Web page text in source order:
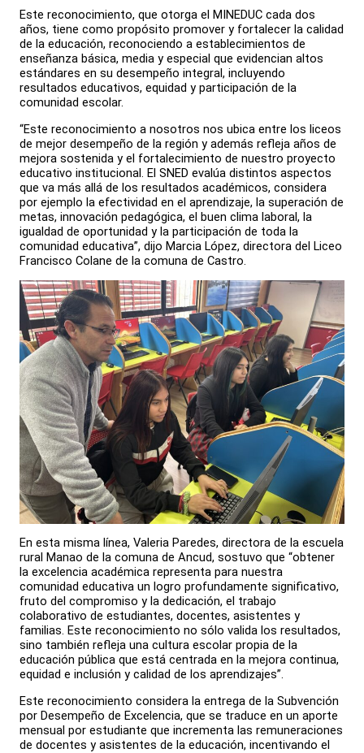
Este reconocimiento, que otorga el MINEDUC cada dos
años, tiene como propósito promover y fortalecer la calidad
de la educación, reconociendo a establecimientos de
enseñanza básica, media y especial que evidencian altos
estándares en su desempeño integral, incluyendo
resultados educativos, equidad y participación de la
comunidad escolar.
“Este reconocimiento a nosotros nos ubica entre los liceos
de mejor desempeño de la región y además refleja años de
mejora sostenida y el fortalecimiento de nuestro proyecto
educativo institucional. El SNED evalúa distintos aspectos
que va más allá de los resultados académicos, considera
por ejemplo la efectividad en el aprendizaje, la superación de
metas, innovación pedagógica, el buen clima laboral, la
igualdad de oportunidad y la participación de toda la
comunidad educativa”, dijo Marcia López, directora del Liceo
Francisco Colane de la comuna de Castro.
En esta misma línea, Valeria Paredes, directora de la escuela
rural Manao de la comuna de Ancud, sostuvo que “obtener
la excelencia académica representa para nuestra
comunidad educativa un logro profundamente significativo,
fruto del compromiso y la dedicación, el trabajo
colaborativo de estudiantes, docentes, asistentes y
familias. Este reconocimiento no sólo valida los resultados,
sino también refleja una cultura escolar propia de la
educación pública que está centrada en la mejora continua,
equidad e inclusión y calidad de los aprendizajes”.
Este reconocimiento considera la entrega de la Subvención
por Desempeño de Excelencia, que se traduce en un aporte
mensual por estudiante que incrementa las remuneraciones
de docentes y asistentes de la educación, incentivando el